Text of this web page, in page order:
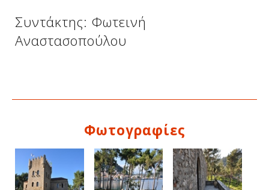
Δείτε μας:
Συντάκτης: Φωτεινή
Αναστασοπούλου
Φωτογραφίες